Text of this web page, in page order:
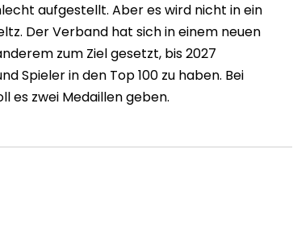
aufgestellt. Aber es wird nicht in ein
Der Verband hat sich in einem neuen
zum Ziel gesetzt, bis 2027
Spieler in den Top 100 zu haben. Bei
es zwei Medaillen geben.